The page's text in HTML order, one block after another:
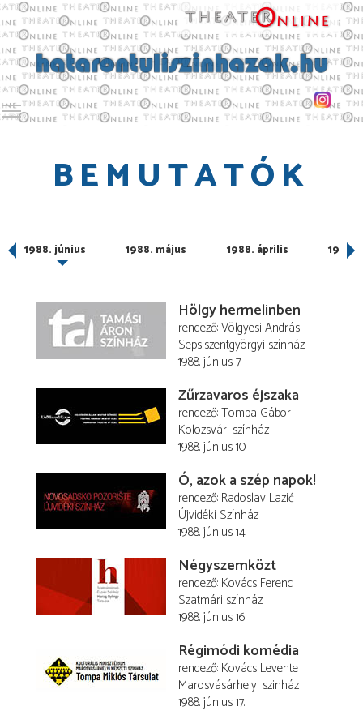
Toggle main menu visibility
BEMUTATÓK
1988. június 1988. május 1988. április 1988.
Hölgy hermelinben
rendező Völgyesi András
Sepsiszentgyörgyi színház
1988. június 7.
Zűrzavaros éjszaka
rendező Tompa Gábor
Kolozsvári színház
1988. június 10.
Ó, azok a szép napok!
rendező Radoslav Lazić
Újvidéki Színház
1988. június 14.
Négyszemközt
rendező Kovács Ferenc
Szatmári színház
1988. június 16.
Régimódi komédia
rendező Kovács Levente
Marosvásárhelyi szinház
1988. június 17.